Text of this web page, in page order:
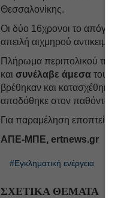
Θεσσαλονίκης.
Οι δύο 16χρονοι το
απειλή αιχμηρού
Πλήρωμα περιπολικού της
καισυνέλαβε άμεσα τους
βρέθηκαν και κατασχέθηκαν
αποδόθηκε στον παθόντα,
Για παραμέληση εποπτείας
ΑΠΕ-ΜΠΕ, ertnews.gr
#Εγκληματική ενέργεια
ΣΧΕΤΙΚΑ ΘΕΜΑΤΑ